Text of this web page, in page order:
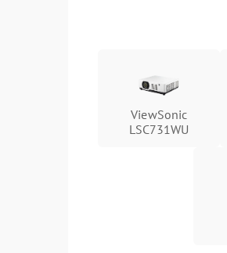
ViewSonic
LSC731WU